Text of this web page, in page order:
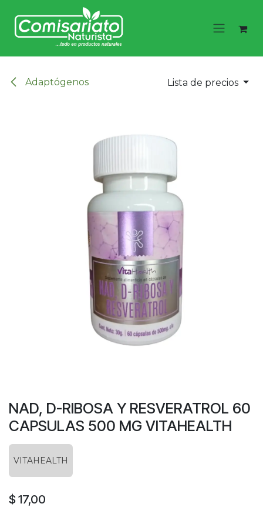
Adaptógenos Lista de precios
NAD, D-RIBOSA Y RESVERATROL 60
CAPSULAS 500 MG VITAHEALTH
VITAHEALTH
$ 17,00